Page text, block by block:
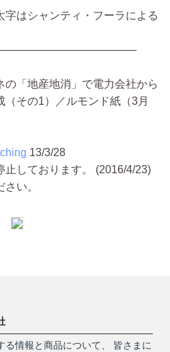
はシャンティ・フーラによる
の「地産地消」で電力会社から
その1）／ルモンド紙（3月
13/3/28
止しております。 (2016/4/23)
い。
る情報と商品について、 皆さまに